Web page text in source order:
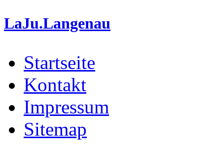
LaJu.Langenau
Startseite
Kontakt
Impressum
Sitemap